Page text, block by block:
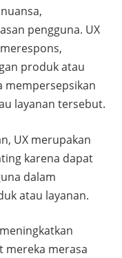
pengguna. UX
produk atau
mempersepsikan
layanan tersebut.
UX merupakan
karena dapat
dalam
atau layanan.
mereka merasa